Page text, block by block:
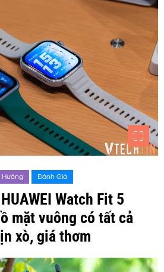
Hướng Đánh Giá
Watch Fit 5
mặt vuông có tất cả
xò, giá thơm